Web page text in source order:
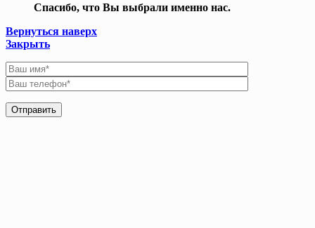
Спасибо, что Вы выбрали именно нас.
Вернуться наверх
Закрыть